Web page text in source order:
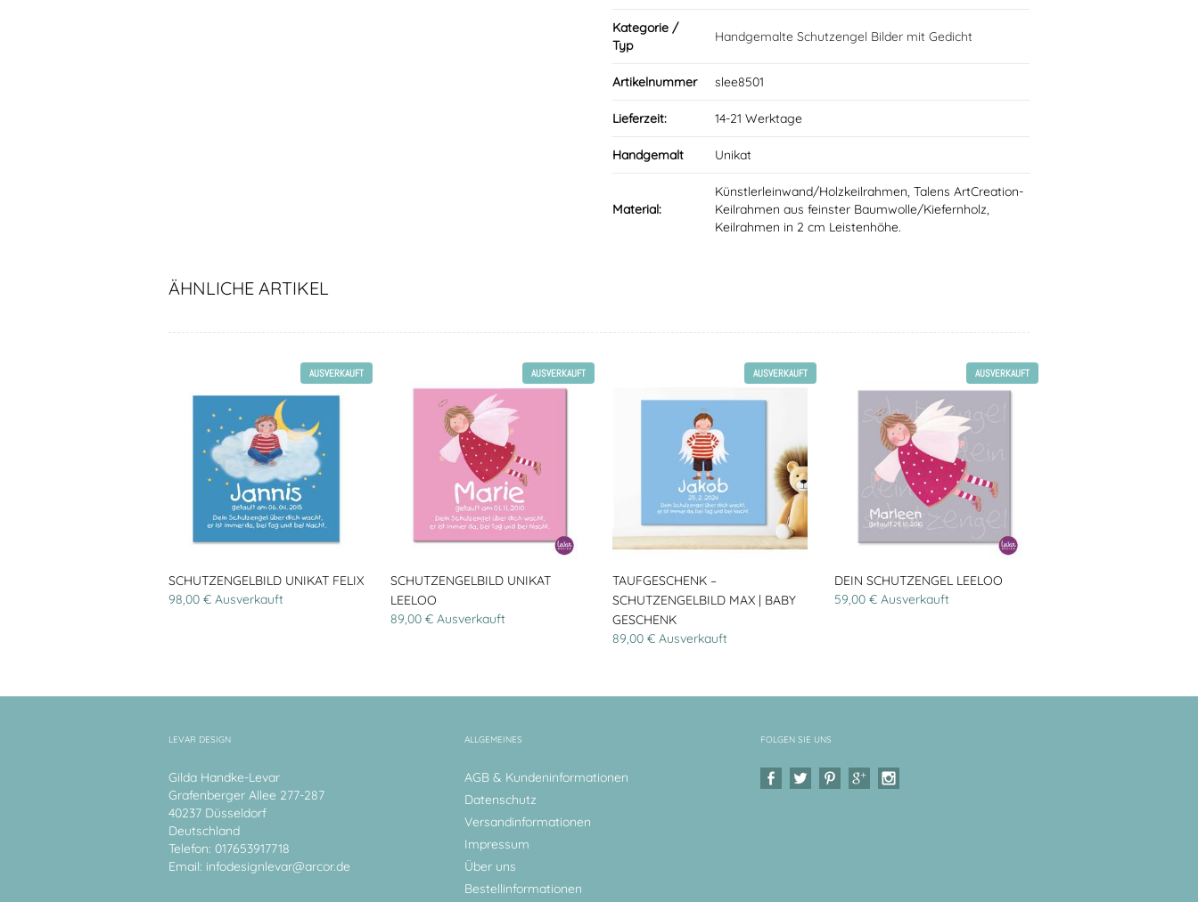
Kategorie /
Typ
Handgemalte Schutzengel Bilder mit Gedicht
Artikelnummer slee8501
Lieferzeit: 14-21 Werktage
Handgemalt Unikat
Material:
Künstlerleinwand/Holzkeilrahmen, Talens ArtCreation-
Keilrahmen aus feinster Baumwolle/Kiefernholz,
Keilrahmen in 2 cm Leistenhöhe.
ÄHNLICHE ARTIKEL
AUSVERKAUFT
SCHUTZENGELBILD UNIKAT FELIX
98,00 € Ausverkauft
AUSVERKAUFT
SCHUTZENGELBILD UNIKAT
LEELOO
89,00 € Ausverkauft
AUSVERKAUFT
TAUFGESCHENK –
SCHUTZENGELBILD MAX | BABY
GESCHENK
89,00 € Ausverkauft
AUSVERKAUFT
DEIN SCHUTZENGEL LEELOO
59,00 € Ausverkauft
LEVAR DESIGN
Gilda Handke-Levar
Grafenberger Allee 277-287
40237 Düsseldorf
Deutschland
Telefon: 017653917718
Email: infodesignlevar@arcor.de
ALLGEMEINES
AGB & Kundeninformationen
Datenschutz
Versandinformationen
Impressum
Über uns
Bestellinformationen
FOLGEN SIE UNS